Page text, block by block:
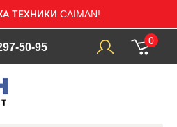
ТЕХНИКИ CAIMAN!
50-95
0